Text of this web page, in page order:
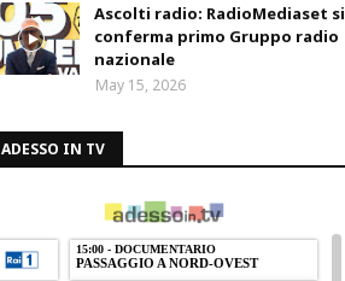
Ascolti radio: RadioMediaset si
conferma primo Gruppo radio
nazionale
May 15, 2026
ADESSO IN TV